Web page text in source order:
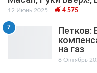
12 Июнь 2025 4 575
7
Петков:
на газ
8 Октябрь